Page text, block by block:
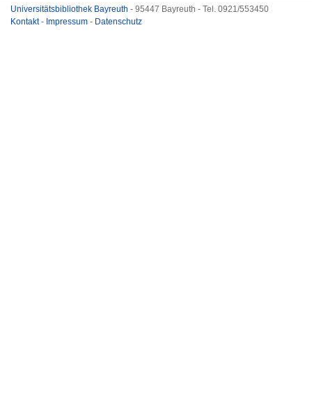
Universitätsbibliothek Bayreuth - 95447 Bayreuth - Tel. 0921/553450
Kontakt- Impressum - Datenschutz